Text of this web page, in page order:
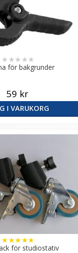
för bakgrunder
★ ★★ ★★
59 kr
I VARUKORG
för studiostativ
★★★★★